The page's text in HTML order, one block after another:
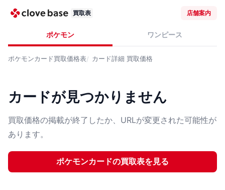
買取表 店舗案内
ポケモン ワンピース
ポケモンカード買取価格表 カード詳細 買取価格
カードが見つかりません
買取価格の掲載が終了したか、URLが変更された可能性が
あります。
ポケモンカードの買取表を見る